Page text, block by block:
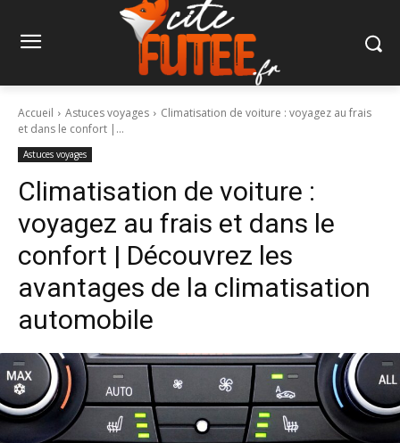
Accueil Astuces voyages
Climatisation de voiture : voyagez au frais
et dans le confort |...
Astuces voyages
Climatisation de voiture :
voyagez au frais et dans le
confort | Découvrez les
avantages de la climatisation
automobile